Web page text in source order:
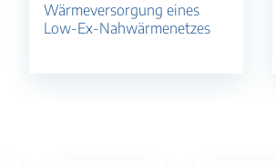
Wärmeversorgung eines
Low-Ex-Nahwärmenetzes